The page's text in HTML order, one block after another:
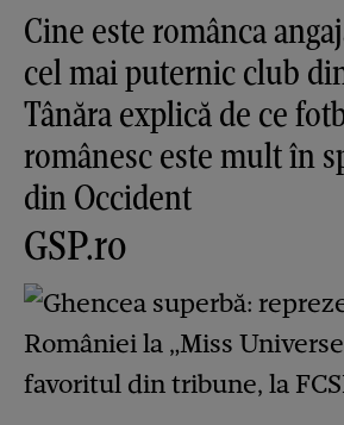
Cine este românca
cel mai puternic club
Tânăra explică de ce
românesc este mult în
din Occident
GSP.ro